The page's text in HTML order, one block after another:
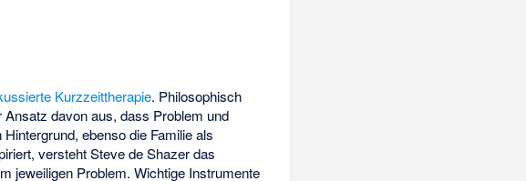
Kurzzeittherapie. Philosophisch
Ansatz davon aus, dass Problem und
ebenso die Familie als
versteht Steve de Shazer das
jeweiligen Problem. Wichtige Instrumente